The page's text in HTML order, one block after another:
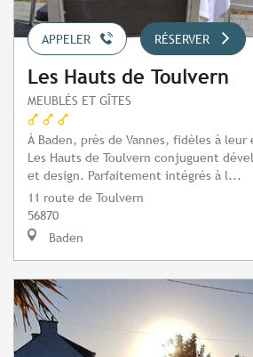
APPELER RÉSERVER
Les Hauts de Toulvern
MEUBLÉS ET GÎTES
À Baden, près de Vannes, fidèles à
Les Hauts de Toulvern conjuguent
et design. Parfaitement intégrés à l...
11 route de Toulvern
56870
Baden